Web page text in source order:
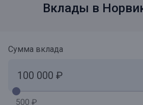
Вклады в
Сумма вклада
500 ₽